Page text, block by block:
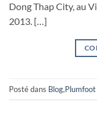
Dong Thap City, au
2013. […]
Posté dans Blog,Plumfoot